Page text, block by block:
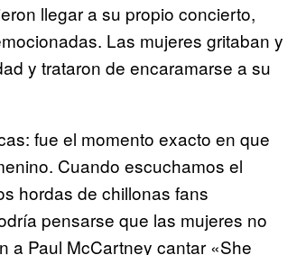
llegar a su propio concierto,
Las mujeres gritaban y
y trataron de encaramarse a su
fue el momento exacto en que
Cuando escuchamos el
hordas de chillonas fans
pensarse que las mujeres no
a Paul McCartney cantar «She